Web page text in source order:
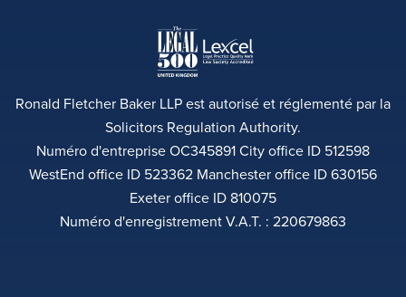
Ronald Fletcher Baker LLP est autorisé et réglementé par la
Solicitors Regulation Authority.
Numéro d'entreprise OC345891 City office ID 512598
WestEnd office ID 523362 Manchester office ID 630156
Exeter office ID 810075
Numéro d'enregistrement V.A.T. : 220679863